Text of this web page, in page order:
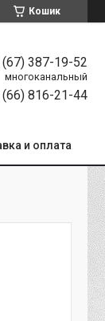
Кошик
387-19-52
многоканальный
816-21-44
и оплата